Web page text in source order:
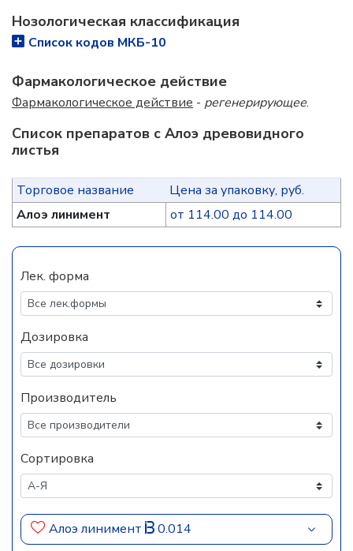
Нозологическая классификация
Список кодов МКБ-10
Фармакологическое действие
Фармакологическое действие - регенерирующее.
Список препаратов с Алоэ древовидного
листья
Торговое название
Цена за упаковку, руб.
Алоэ линимент
от 114.00 до 114.00
Лек. форма
Дозировка
Производитель
Сортировка
Алоэ линимент 0.014